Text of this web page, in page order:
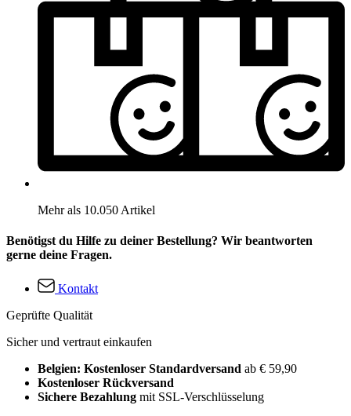
Mehr als 10.050 Artikel
Benötigst du Hilfe zu deiner Bestellung? Wir beantworten
gerne deine Fragen.
Kontakt
Geprüfte Qualität
Sicher und vertraut einkaufen
Belgien: Kostenloser Standardversand ab € 59,90
Kostenloser Rückversand
Sichere Bezahlung mit SSL-Verschlüsselung